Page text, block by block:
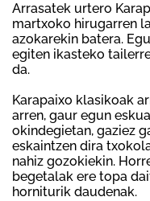
Arrasatek urtero
martxoko hirugarren
azokarekin batera.
egiten ikasteko
da.
Karapaixo klasikoak
arren, gaur egun
okindegietan, gaziez
eskaintzen dira
nahiz gozokiekin.
begetalak ere topa
horniturik daudenak.